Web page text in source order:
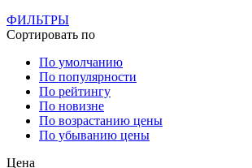
ФИЛЬТРЫ
Сортировать по
По умолчанию
По популярности
По рейтингу
По новизне
По возрастанию цены
По убыванию цены
Цена